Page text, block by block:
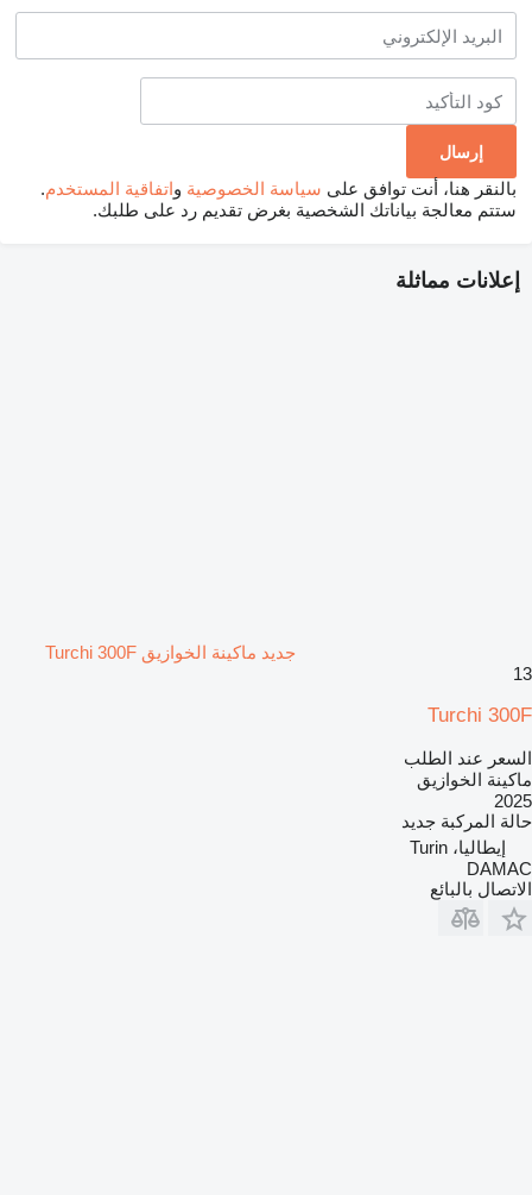
بالنقر هنا، أنت توافق على سياسة الخصوصية واتفاقية المستخدم.
ستتم معالجة بياناتك الشخصية بغرض تقديم رد على طلبك.
إعلانات مماثلة
جديد ماكينة الخوازيق Turchi 300F
13
Turchi 300F
السعر عند الطلب
ماكينة الخوازيق
2025
حالة المركبة جديد
إيطاليا، Turin
DAMAC
الاتصال بالبائع